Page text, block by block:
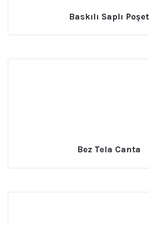
Baskılı Saplı Poşet
Bez Tela Canta